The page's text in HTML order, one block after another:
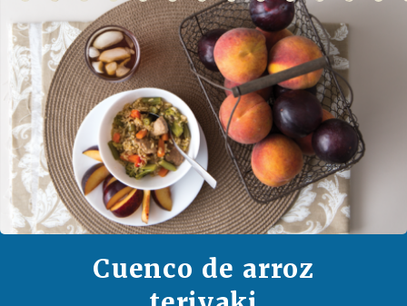
Cuenco de arroz